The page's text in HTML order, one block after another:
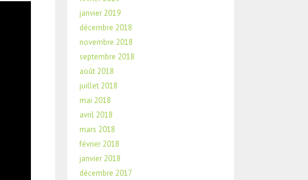
janvier 2019
décembre 2018
novembre 2018
septembre 2018
août 2018
juillet 2018
mai 2018
avril 2018
mars 2018
février 2018
janvier 2018
décembre 2017